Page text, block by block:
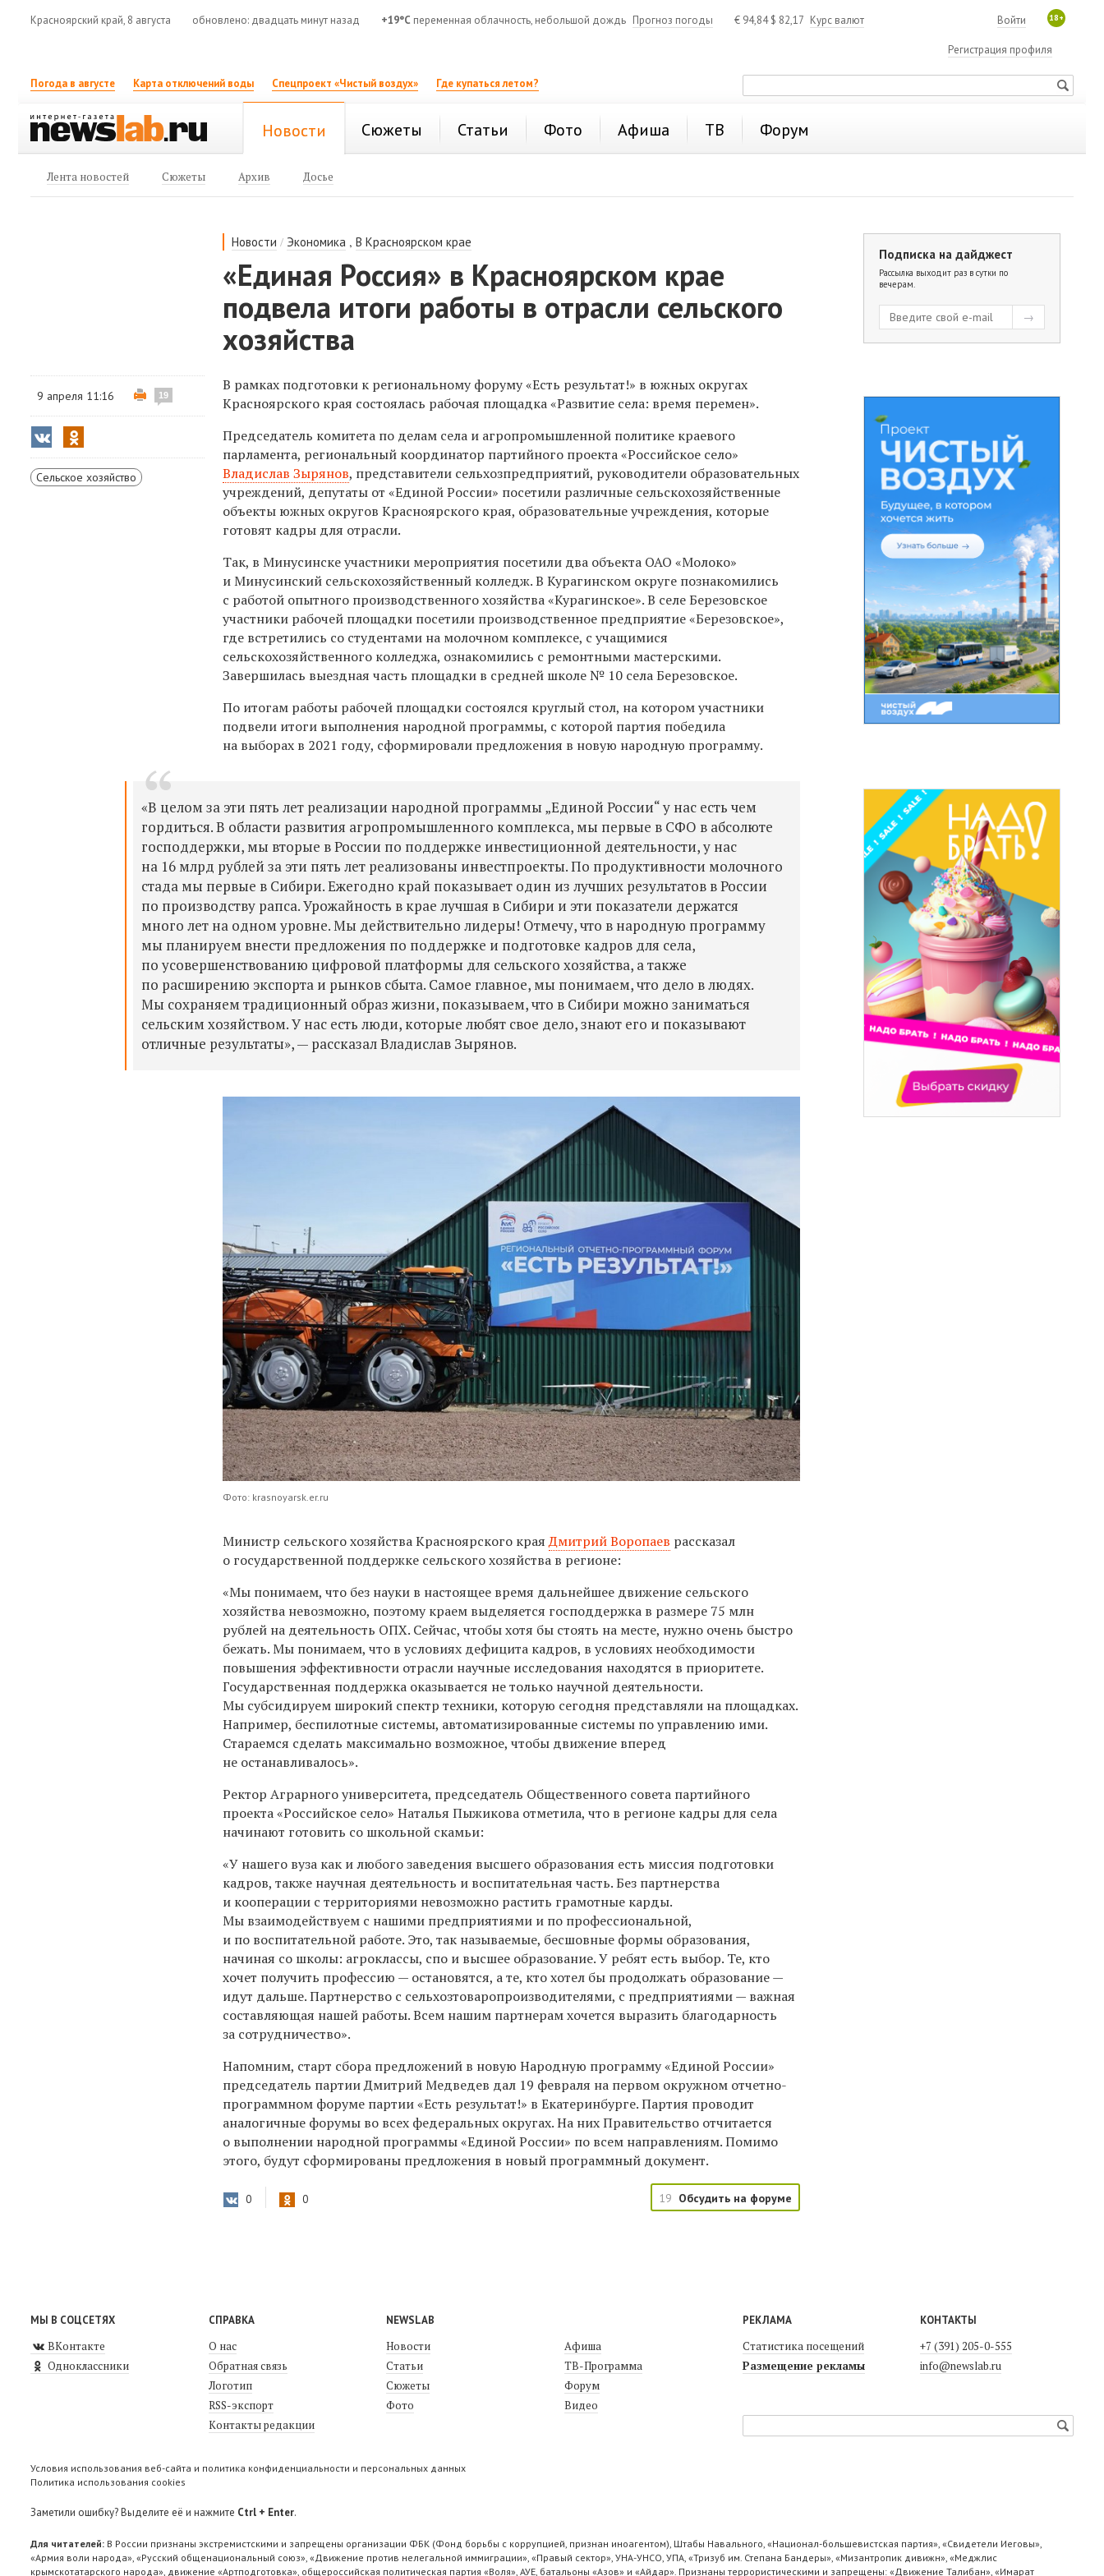
Красноярский край, 8 августа обновлено: двадцать минут назад +19°C переменная облачность, небольшой дождь Прогноз погоды € 94,84$ 82,17 Курс валют 18+
Войти
Регистрация профиля
Погода в августе Карта отключений воды Спецпроект «Чистый воздух» Где купаться летом?
Новости Сюжеты Статьи Фото Афиша ТВ Форум
Лента новостей Сюжеты Архив Досье
Новости / Экономика ,В Красноярском крае
«Единая Россия» в Красноярском крае
подвела итоги работы в отрасли сельского
хозяйства
9 апреля 11:16 19
Сельское хозяйство
В рамках подготовки к региональному форуму «Есть результат!» в южных округах
Красноярского края состоялась рабочая площадка «Развитие села: время перемен».
Председатель комитета по делам села и агропромышленной политике краевого
парламента, региональный координатор партийного проекта «Российское село»
Владислав Зырянов, представители сельхозпредприятий, руководители образовательных
учреждений, депутаты от «Единой России» посетили различные сельскохозяйственные
объекты южных округов Красноярского края, образовательные учреждения, которые
готовят кадры для отрасли.
Так, в Минусинске участники мероприятия посетили два объекта ОАО «Молоко»
и Минусинский сельскохозяйственный колледж. В Курагинском округе познакомились
с работой опытного производственного хозяйства «Курагинское». В селе Березовское
участники рабочей площадки посетили производственное предприятие «Березовское»,
где встретились со студентами на молочном комплексе, с учащимися
сельскохозяйственного колледжа, ознакомились с ремонтными мастерскими.
Завершилась выездная часть площадки в средней школе № 10 села Березовское.
По итогам работы рабочей площадки состоялся круглый стол, на котором участники
подвели итоги выполнения народной программы, с которой партия победила
на выборах в 2021 году, сформировали предложения в новую народную программу.
«В целом за эти пять лет реализации народной программы „Единой России“ у нас есть чем
гордиться. В области развития агропромышленного комплекса, мы первые в СФО в абсолюте
господдержки, мы вторые в России по поддержке инвестиционной деятельности, у нас
на 16 млрд рублей за эти пять лет реализованы инвестпроекты. По продуктивности молочного
стада мы первые в Сибири. Ежегодно край показывает один из лучших результатов в России
по производству рапса. Урожайность в крае лучшая в Сибири и эти показатели держатся
много лет на одном уровне. Мы действительно лидеры! Отмечу, что в народную программу
мы планируем внести предложения по поддержке и подготовке кадров для села,
по усовершенствованию цифровой платформы для сельского хозяйства, а также
по расширению экспорта и рынков сбыта. Самое главное, мы понимаем, что дело в людях.
Мы сохраняем традиционный образ жизни, показываем, что в Сибири можно заниматься
сельским хозяйством. У нас есть люди, которые любят свое дело, знают его и показывают
отличные результаты», — рассказал Владислав Зырянов.
Фото: krasnoyarsk.er.ru
Министр сельского хозяйства Красноярского краяДмитрий Воропаев рассказал
о государственной поддержке сельского хозяйства в регионе:
«Мы понимаем, что без науки в настоящее время дальнейшее движение сельского
хозяйства невозможно, поэтому краем выделяется господдержка в размере 75 млн
рублей на деятельность ОПХ. Сейчас, чтобы хотя бы стоять на месте, нужно очень быстро
бежать. Мы понимаем, что в условиях дефицита кадров, в условиях необходимости
повышения эффективности отрасли научные исследования находятся в приоритете.
Государственная поддержка оказывается не только научной деятельности.
Мы субсидируем широкий спектр техники, которую сегодня представляли на площадках.
Например, беспилотные системы, автоматизированные системы по управлению ими.
Стараемся сделать максимально возможное, чтобы движение вперед
не останавливалось».
Ректор Аграрного университета, председатель Общественного совета партийного
проекта «Российское село» Наталья Пыжикова отметила, что в регионе кадры для села
начинают готовить со школьной скамьи:
«У нашего вуза как и любого заведения высшего образования есть миссия подготовки
кадров, также научная деятельность и воспитательная часть. Без партнерства
и кооперации с территориями невозможно растить грамотные карды.
Мы взаимодействуем с нашими предприятиями и по профессиональной,
и по воспитательной работе. Это, так называемые, бесшовные формы образования,
начиная со школы: агроклассы, спо и высшее образование. У ребят есть выбор. Те, кто
хочет получить профессию — остановятся, а те, кто хотел бы продолжать образование —
идут дальше. Партнерство с сельхозтоваропроизводителями, с предприятиями — важная
составляющая нашей работы. Всем нашим партнерам хочется выразить благодарность
за сотрудничество».
Напомним, старт сбора предложений в новую Народную программу «Единой России»
председатель партии Дмитрий Медведев дал 19 февраля на первом окружном отчетно-
программном форуме партии «Есть результат!» в Екатеринбурге. Партия проводит
аналогичные форумы во всех федеральных округах. На них Правительство отчитается
о выполнении народной программы «Единой России» по всем направлениям. Помимо
этого, будут сформированы предложения в новый программный документ.
0 0 19 Обсудить на форуме
Подписка на дайджест
Рассылка выходит раз в сутки по
вечерам.
МЫ В СОЦСЕТЯХ
ВКонтакте
Одноклассники
СПРАВКА
О нас
Обратная связь
Логотип
RSS-экспорт
Контакты редакции
NEWSLAB
Новости
Статьи
Сюжеты
Фото
Афиша
ТВ-Программа
Форум
Видео
РЕКЛАМА
Статистика посещений
Размещение рекламы
КОНТАКТЫ
+7 (391) 205-0-555
info@newslab.ru
Условия использования веб-сайта и политика конфиденциальности и персональных данных
Политика использования cookies
Заметили ошибку? Выделите её и нажмите Ctrl + Enter.
Для читателей: В России признаны экстремистскими и запрещены организации ФБК (Фонд борьбы с коррупцией, признан иноагентом), Штабы Навального, «Национал-большевистская партия», «Свидетели Иеговы»,
«Армия воли народа», «Русский общенациональный союз», «Движение против нелегальной иммиграции», «Правый сектор», УНА-УНСО, УПА, «Тризуб им. Степана Бандеры», «Мизантропик дивижн», «Меджлис
крымскотатарского народа», движение «Артподготовка», общероссийская политическая партия «Воля», АУЕ, батальоны «Азов» и «Айдар». Признаны террористическими и запрещены: «Движение Талибан», «Имарат